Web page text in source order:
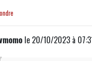
le 20/10/2023 à